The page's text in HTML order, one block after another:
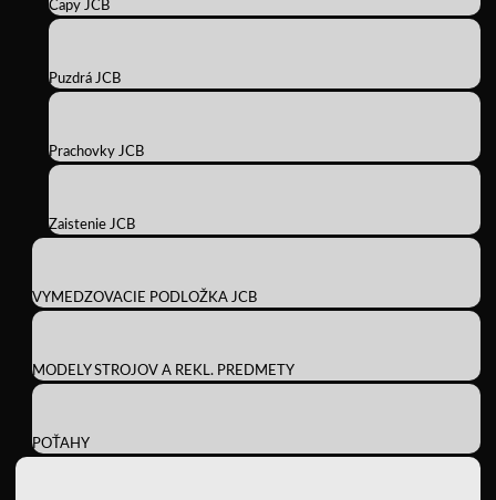
Čapy JCB
Puzdrá JCB
Prachovky JCB
Zaistenie JCB
VYMEDZOVACIE PODLOŽKA JCB
MODELY STROJOV A REKL. PREDMETY
POŤAHY